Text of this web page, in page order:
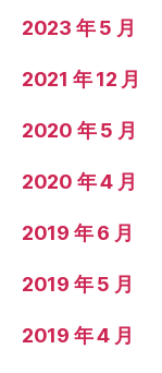
2023 年 5 月
2021 年 12 月
2020 年 5 月
2020 年 4 月
2019 年 6 月
2019 年 5 月
2019 年 4 月